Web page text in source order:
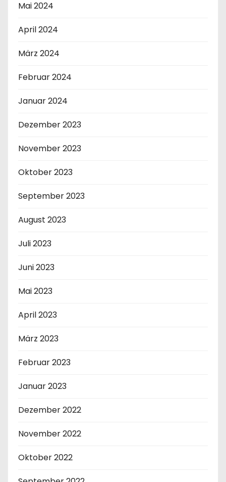
Mai 2024
April 2024
März 2024
Februar 2024
Januar 2024
Dezember 2023
November 2023
Oktober 2023
September 2023
August 2023
Juli 2023
Juni 2023
Mai 2023
April 2023
März 2023
Februar 2023
Januar 2023
Dezember 2022
November 2022
Oktober 2022